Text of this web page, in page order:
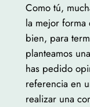
Como tú,
la mejor forma
bien, para
planteamos
has pedido
referencia en
realizar una